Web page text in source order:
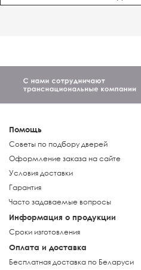
Помощь
Советы по подбору дверей
Оформление заказа на сайте
Условия доставки
Гарантия
Часто задаваемые вопросы
Информация о продукции
Сроки изготовления
Оплата и доставка
Бесплатная доставка по Беларуси